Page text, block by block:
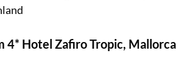
4* Hotel Zafiro Tropic, Mallorca